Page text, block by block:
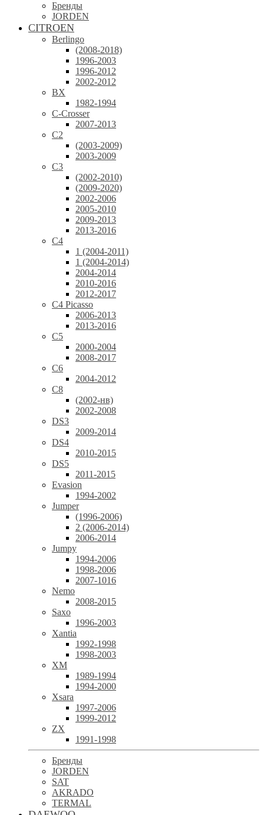
Бренды
JORDEN
CITROEN
Berlingo
(2008-2018)
1996-2003
1996-2012
2002-2012
BX
1982-1994
C-Crosser
2007-2013
C2
(2003-2009)
2003-2009
C3
(2002-2010)
(2009-2020)
2002-2006
2005-2010
2009-2013
2013-2016
C4
1 (2004-2011)
1 (2004-2014)
2004-2014
2010-2016
2012-2017
C4 Picasso
2006-2013
2013-2016
C5
2000-2004
2008-2017
C6
2004-2012
C8
(2002-нв)
2002-2008
DS3
2009-2014
DS4
2010-2015
DS5
2011-2015
Evasion
1994-2002
Jumper
(1996-2006)
2 (2006-2014)
2006-2014
Jumpy
1994-2006
1998-2006
2007-1016
Nemo
2008-2015
Saxo
1996-2003
Xantia
1992-1998
1998-2003
XM
1989-1994
1994-2000
Xsara
1997-2006
1999-2012
ZX
1991-1998
Бренды
JORDEN
SAT
AKRADO
TERMAL